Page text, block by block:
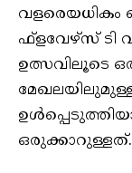
വളരെയധികം
ഫ്‌ളവേഴ്‌സ് ടി
ഉത്സവിലൂടെ
ഒരുക്കാറുള്ളത്.